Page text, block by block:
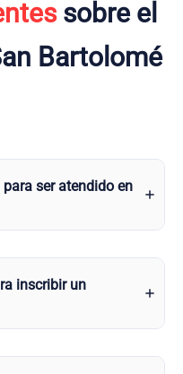
sobre el
Bartolomé
ser atendido en
inscribir un